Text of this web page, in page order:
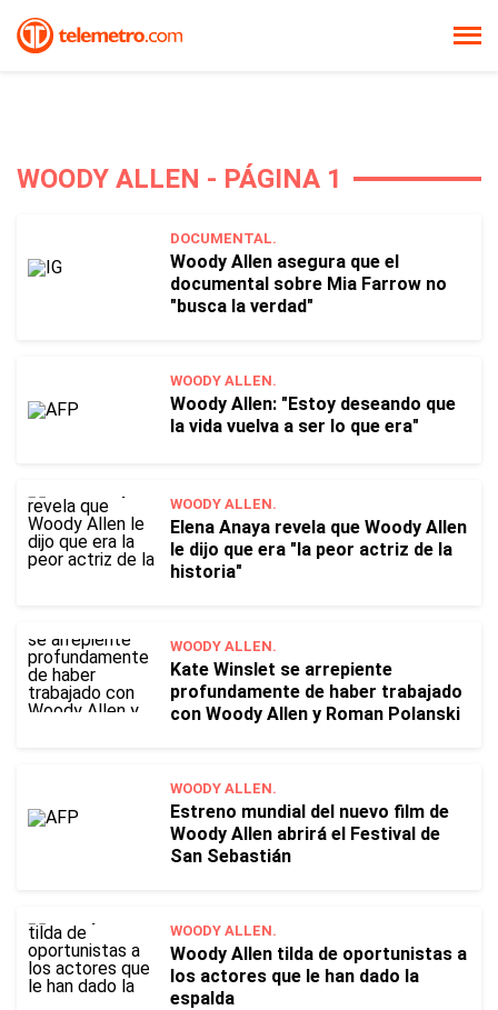
WOODY ALLEN - PÁGINA 1
DOCUMENTAL.
Woody Allen asegura que el
documental sobre Mia Farrow no
"busca la verdad"
WOODY ALLEN.
Woody Allen: "Estoy deseando que
la vida vuelva a ser lo que era"
WOODY ALLEN.
Elena Anaya revela que Woody Allen
le dijo que era "la peor actriz de la
historia"
WOODY ALLEN.
Kate Winslet se arrepiente
profundamente de haber trabajado
con Woody Allen y Roman Polanski
WOODY ALLEN.
Estreno mundial del nuevo film de
Woody Allen abrirá el Festival de
San Sebastián
WOODY ALLEN.
Woody Allen tilda de oportunistas a
los actores que le han dado la
espalda